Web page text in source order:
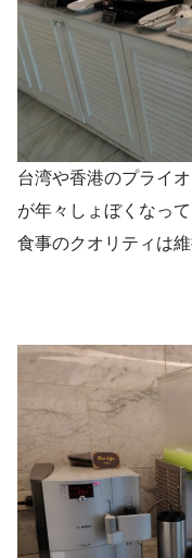
台湾や香港のプライ
が年々しょぼくなっ
食事のクオリティは維